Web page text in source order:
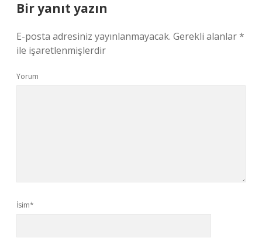
Bir yanıt yazın
E-posta adresiniz yayınlanmayacak. Gerekli alanlar*
ile işaretlenmişlerdir
Yorum
İsim*